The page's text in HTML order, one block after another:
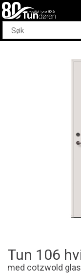
Tun 106
med cotzwold